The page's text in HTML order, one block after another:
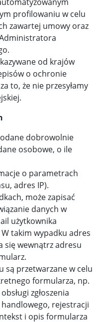
profilowaniu w celu
zawartej umowy oraz
od krajów
o ochronie
to, że nie przesyłamy
dobrowolnie
osobowe, o ile
o parametrach
adres IP).
może zapisać
danych w
użytkownika
takim wypadku adres
się wewnątrz adresu
są przetwarzane w celu
formularza, np.
zgłoszenia
rejestracji
i opis formularza